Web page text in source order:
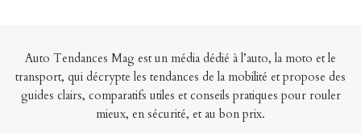
Auto Tendances Mag est un média dédié à l’auto, la moto et le
transport, qui décrypte les tendances de la mobilité et propose des
guides clairs, comparatifs utiles et conseils pratiques pour rouler
mieux, en sécurité, et au bon prix.